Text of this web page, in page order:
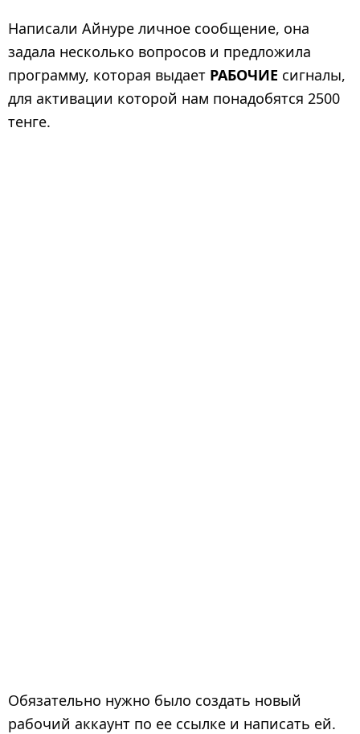
Написали Айнуре личное сообщение, она
задала несколько вопросов и предложила
программу, которая выдает РАБОЧИЕ сигналы,
для активации которой нам понадобятся 2500
тенге.
Обязательно нужно было создать новый
рабочий аккаунт по ее ссылке и написать ей.